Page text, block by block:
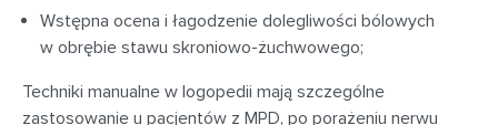
Wstępna ocena i łagodzenie dolegliwości bólowych
w obrębie stawu skroniowo-żuchwowego;
Techniki manualne w logopedii mają szczególne
zastosowanie u pacjentów z MPD, po porażeniu nerwu